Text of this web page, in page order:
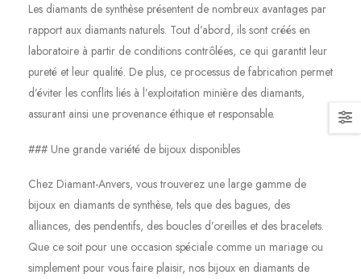
Les diamants de synthèse présentent de nombreux avantages par
rapport aux diamants naturels. Tout d’abord, ils sont créés en
laboratoire à partir de conditions contrôlées, ce qui garantit leur
pureté et leur qualité. De plus, ce processus de fabrication permet
d’éviter les conflits liés à l’exploitation minière des diamants,
assurant ainsi une provenance éthique et responsable.
### Une grande variété de bijoux disponibles
Chez Diamant-Anvers, vous trouverez une large gamme de
bijoux en diamants de synthèse, tels que des bagues, des
alliances, des pendentifs, des boucles d’oreilles et des bracelets.
Que ce soit pour une occasion spéciale comme un mariage ou
simplement pour vous faire plaisir, nos bijoux en diamants de